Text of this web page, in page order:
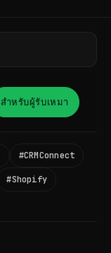
สำหรับผู้รับเหมา
#CRMConnect
#Shopify